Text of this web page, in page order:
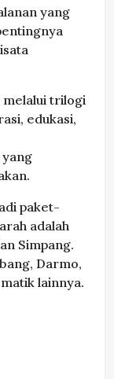
yang
melalui trilogi
edukasi,
paket-
adalah
Simpang.
Darmo,
lainnya.